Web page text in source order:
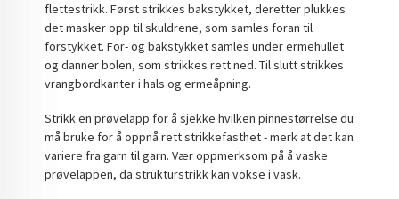
flettestrikk. Først strikkes bakstykket, deretter plukkes
det masker opp til skuldrene, som samles foran til
forstykket. For- og bakstykket samles under ermehullet
og danner bolen, som strikkes rett ned. Til slutt strikkes
vrangbordkanter i hals og ermeåpning.
Strikk en prøvelapp for å sjekke hvilken pinnestørrelse du
må bruke for å oppnå rett strikkefasthet - merk at det kan
variere fra garn til garn. Vær oppmerksom på å vaske
prøvelappen, da strukturstrikk kan vokse i vask.